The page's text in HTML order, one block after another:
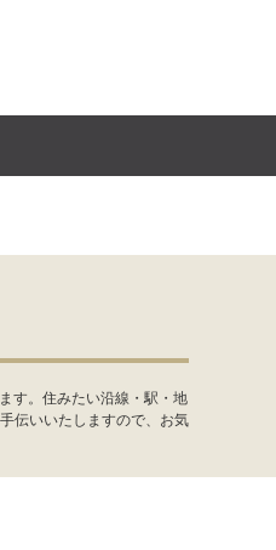
す。住みたい沿線・駅・地
伝いいたしますので、お気